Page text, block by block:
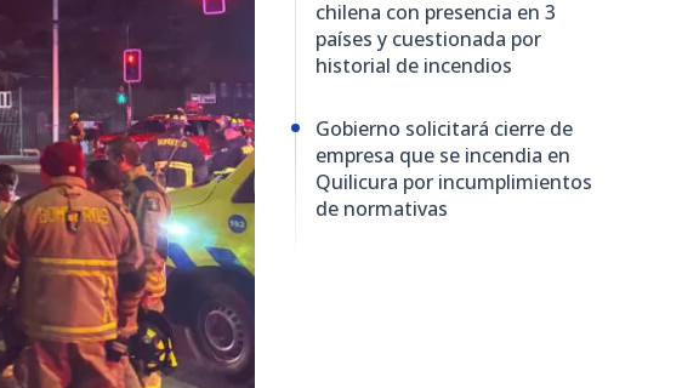
chilena con presencia en 3
países y cuestionada por
historial de incendios
Gobierno solicitará cierre de
empresa que se incendia en
Quilicura por incumplimientos
de normativas